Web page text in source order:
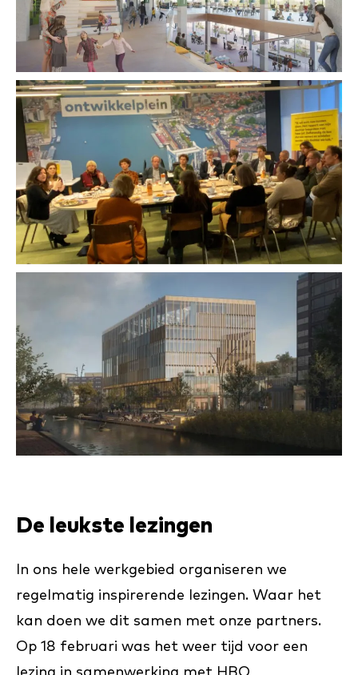
De leukste lezingen
In ons hele werkgebied organiseren we
regelmatig inspirerende lezingen. Waar het
kan doen we dit samen met onze partners.
Op 18 februari was het weer tijd voor een